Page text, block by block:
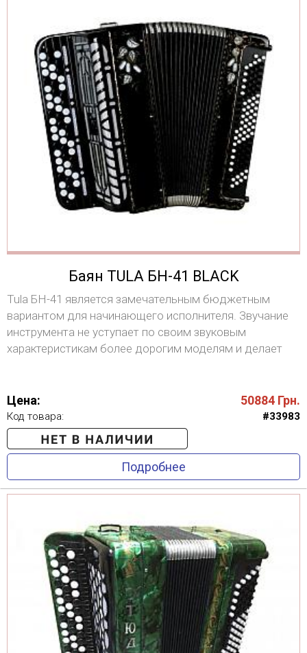
Баян TULA БН-41 BLACK
Tula БН-41 является замечательным бюджетным
вариантом для начинающего исполнителя. Звучание
инструмента не уступает по своим звуковым
характеристикам более дорогим моделям и делает
Цена: 50884 Грн.
Код товара: #33983
Подробнее